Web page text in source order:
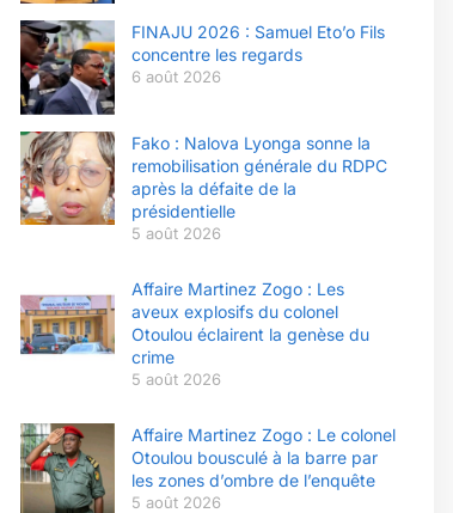
FINAJU 2026 : Samuel Eto’o Fils
concentre les regards
6 août 2026
Fako : Nalova Lyonga sonne la
remobilisation générale du RDPC
après la défaite de la
présidentielle
5 août 2026
Affaire Martinez Zogo : Les
aveux explosifs du colonel
Otoulou éclairent la genèse du
crime
5 août 2026
Affaire Martinez Zogo : Le colonel
Otoulou bousculé à la barre par
les zones d’ombre de l’enquête
5 août 2026